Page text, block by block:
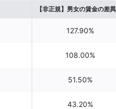
【非正規】男女の賃金の差異
127.90%
108.00%
51.50%
43.20%